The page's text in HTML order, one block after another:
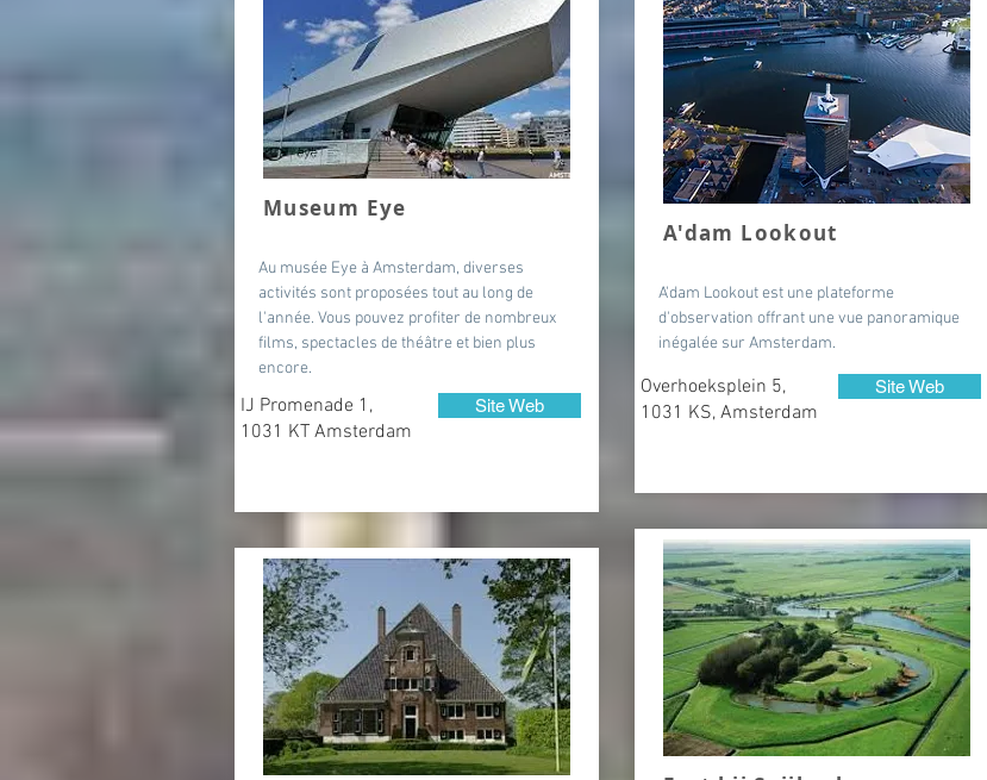
Museum Eye
Au musée Eye à Amsterdam, diverses
activités sont proposées tout au long de
l'année. Vous pouvez profiter de nombreux
films, spectacles de théâtre et bien plus
encore.
IJ Promenade 1,
1031 KT Amsterdam
Site Web
A'dam Lookout
A'dam Lookout est une plateforme
d'observation offrant une vue panoramique
inégalée sur Amsterdam.
Overhoeksplein 5,
1031 KS, Amsterdam
Site Web